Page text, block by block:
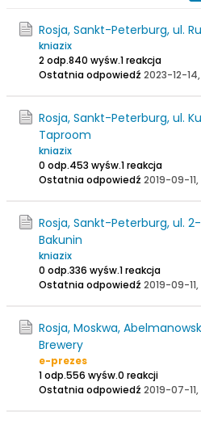
Rosja, Sankt-Peterburg, ul.
kniazix
2 odp.840 wyśw.1 reakcja
Ostatnia odpowiedź 2023-12-14,
Rosja, Sankt-Peterburg, ul.
Taproom
kniazix
0 odp.453 wyśw.1 reakcja
Ostatnia odpowiedź 2019-09-11,
Rosja, Sankt-Peterburg, ul.
Bakunin
kniazix
0 odp.336 wyśw.1 reakcja
Ostatnia odpowiedź 2019-09-11,
Rosja, Moskwa,
Brewery
e-prezes
1 odp.556 wyśw.0 reakcji
Ostatnia odpowiedź 2019-07-11,